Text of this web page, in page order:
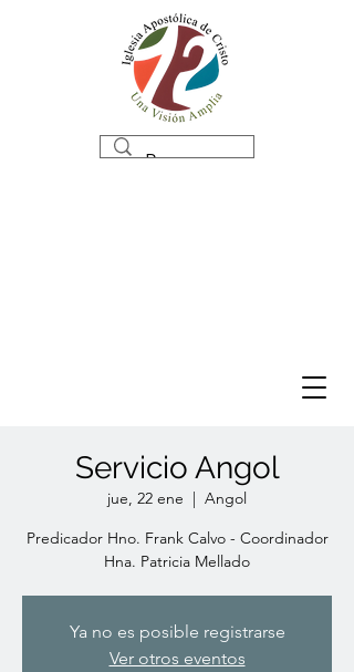
Servicio Angol
jue, 22 ene
  |
Angol
Predicador Hno. Frank Calvo - Coordinador
Hna. Patricia Mellado
Ya no es posible registrarse
Ver otros eventos